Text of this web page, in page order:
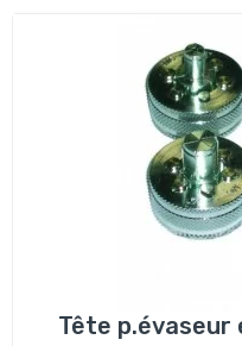
Tête p.évaseur